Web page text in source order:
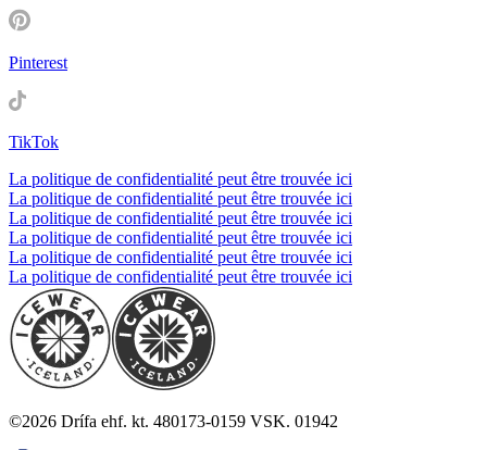
Pinterest
TikTok
La politique de confidentialité peut être trouvée ici
La politique de confidentialité peut être trouvée ici
La politique de confidentialité peut être trouvée ici
La politique de confidentialité peut être trouvée ici
La politique de confidentialité peut être trouvée ici
La politique de confidentialité peut être trouvée ici
©2026 Drífa ehf. kt. 480173-0159 VSK. 01942